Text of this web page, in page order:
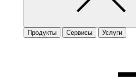
Продукты Сервисы Услуги